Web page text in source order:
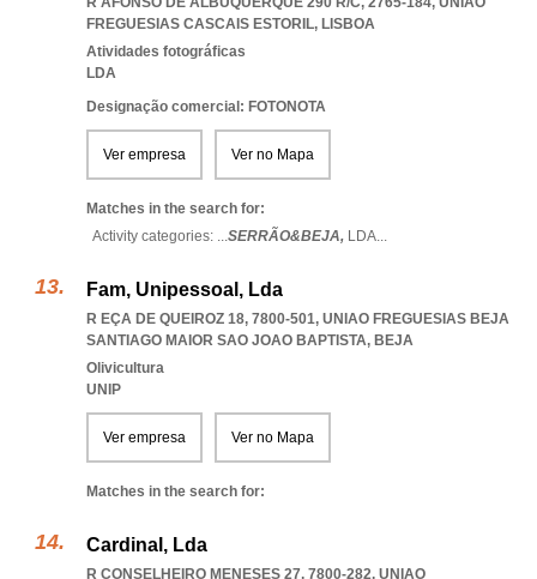
FREGUESIAS CASCAIS ESTORIL, LISBOA
Atividades fotográficas
LDA
Designação comercial: FOTONOTA
Ver empresa Ver no Mapa
Matches in the search for:
Activity categories: ...SERRÃO&BEJA, LDA...
Fam, Unipessoal, Lda
R EÇA DE QUEIROZ 18, 7800-501, UNIAO FREGUESIAS BEJA
SANTIAGO MAIOR SAO JOAO BAPTISTA, BEJA
Olivicultura
UNIP
Ver empresa Ver no Mapa
Matches in the search for:
Cardinal, Lda
R CONSELHEIRO MENESES 27, 7800-282, UNIAO